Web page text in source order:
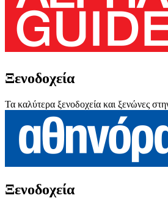
Ξενοδοχεία
Τα καλύτερα ξενοδοχεία και ξενώνες
Ξενοδοχεία